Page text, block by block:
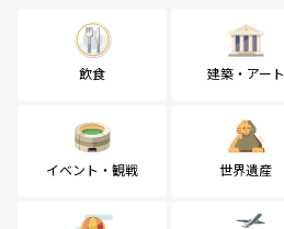
飲食 建築・アート
イベント・観戦 世界遺産